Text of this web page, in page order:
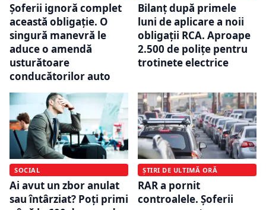
Șoferii ignoră complet
această obligație. O
singură manevră le
aduce o amendă
usturătoare
conducătorilor auto
Bilanț după primele
luni de aplicare a noii
obligații RCA. Aproape
2.500 de polițe pentru
trotinete electrice
SOCIAL
Ai avut un zbor anulat
sau întârziat? Poți primi
ȘTIRI DE ULTIMĂ ORĂ
RAR a pornit
controalele. Șoferii